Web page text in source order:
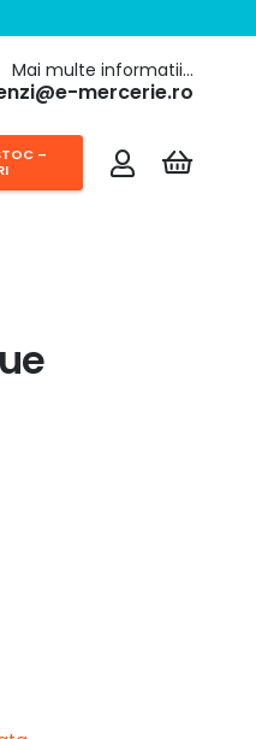
Mai multe informatii…
mercerie.ro
–